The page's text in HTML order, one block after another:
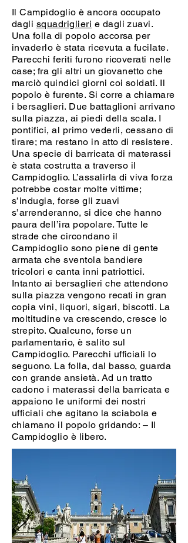
Il Campidoglio è ancora occupato
dagli squadriglieri e dagli zuavi.
Una folla di popolo accorsa per
invaderlo è stata ricevuta a fucilate.
Parecchi feriti furono ricoverati nelle
case; fra gli altri un giovanetto che
marciò quindici giorni coi soldati. Il
popolo è furente. Si corre a chiamare
i bersaglieri. Due battaglioni arrivano
sulla piazza, ai piedi della scala. I
pontifici, al primo vederli, cessano di
tirare; ma restano in atto di resistere.
Una specie di barricata di materassi
è stata costrutta a traverso il
Campidoglio. L’assalirla di viva forza
potrebbe costar molte vittime;
s’indugia, forse gli zuavi
s’arrenderanno, si dice che hanno
paura dell’ira popolare. Tutte le
strade che circondano il
Campidoglio sono piene di gente
armata che sventola bandiere
tricolori e canta inni patriottici.
Intanto ai bersaglieri che attendono
sulla piazza vengono recati in gran
copia vini, liquori, sigari, biscotti. La
moltitudine va crescendo, cresce lo
strepito. Qualcuno, forse un
parlamentario, è salito sul
Campidoglio. Parecchi ufficiali lo
seguono. La folla, dal basso, guarda
con grande ansietà. Ad un tratto
cadono i materassi della barricata e
appaiono le uniformi dei nostri
ufficiali che agitano la sciabola e
chiamano il popolo gridando: – Il
Campidoglio è libero.